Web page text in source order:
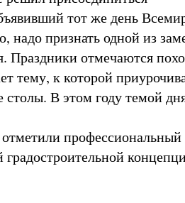
тот же день
надо признать одной из
Праздники отмечаются
тему, к которой
столы. В этом году темой
профессиональный
градостроительной